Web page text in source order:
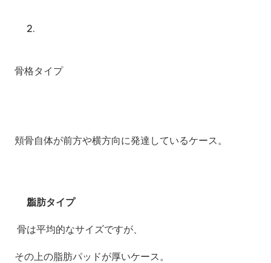
骨格タイプ
頬骨自体が前方や横方向に発達しているケース。
脂肪タイプ
骨は平均的なサイズですが、
その上の脂肪パッドが厚いケース。